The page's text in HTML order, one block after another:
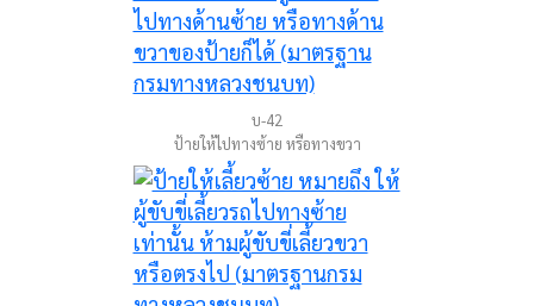
บ-42
ป้ายให้ไปทางซ้าย หรือทางขวา